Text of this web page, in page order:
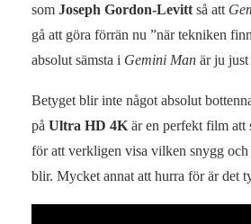
som Joseph Gordon-Levitt så att
gå att göra förrän nu ”när tekniken
absolut sämsta i Gemini Man är ju
Betyget blir inte något absolut
på Ultra HD 4K är en perfekt film
för att verkligen visa vilken snygg
blir. Mycket annat att hurra för är det